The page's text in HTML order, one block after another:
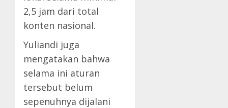
2,5 jam dari total
konten nasional.
Yuliandi juga
mengatakan bahwa
selama ini aturan
tersebut belum
sepenuhnya dijalani